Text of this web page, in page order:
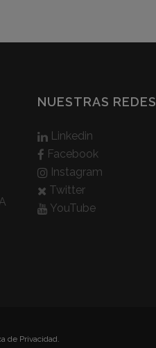
NUESTRAS REDES
Linkedin
Facebook
Instagram
Twitter
YouTube
de Privacidad.